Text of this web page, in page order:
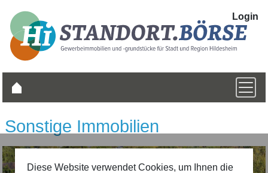
Login
Sonstige Immobilien
Diese Website verwendet Cookies, um Ihnen die